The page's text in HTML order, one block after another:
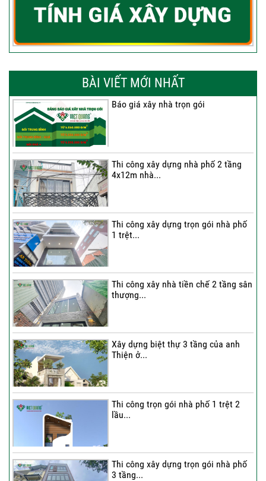
BÀI VIẾT MỚI NHẤT
Báo giá xây nhà trọn gói
Thi công xây dựng nhà phố 2 tầng
4x12m nhà...
Thi công xây dựng trọn gói nhà phố
1 trệt...
Thi công xây nhà tiền chế 2 tầng sân
thượng...
Xây dựng biệt thự 3 tầng của anh
Thiện ở...
Thi công trọn gói nhà phố 1 trệt 2
lầu...
Thi công xây dựng trọn gói nhà phố
3 tầng...